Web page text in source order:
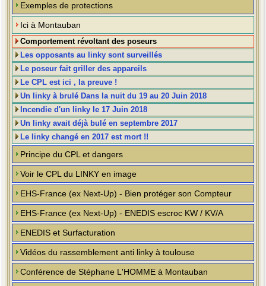
Exemples de protections
Ici à Montauban
Comportement révoltant des poseurs
Les opposants au linky sont surveillés
Le poseur fait griller des appareils
Le CPL est ici , la preuve !
Un linky à brulé Dans la nuit du 19 au 20 Juin 2018
Incendie d'un linky le 17 Juin 2018
Un linky avait déjà bulé en septembre 2017
Le linky changé en 2017 est mort !!
Principe du CPL et dangers
Voir le CPL du LINKY en image
EHS-France (ex Next-Up) - Bien protéger son Compteur
EHS-France (ex Next-Up) - ENEDIS escroc KW / KV/A
ENEDIS et Surfacturation
Vidéos du rassemblement anti linky à toulouse
Conférence de Stéphane L'HOMME à Montauban